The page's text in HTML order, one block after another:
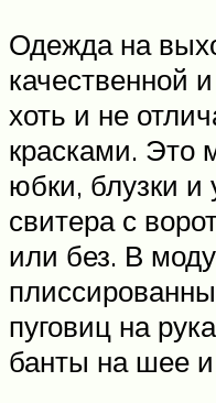
Одежда на
качественной
хоть и не
красками. Это
юбки, блузки и
свитера с
или без. В
пуговиц на
банты на шее и